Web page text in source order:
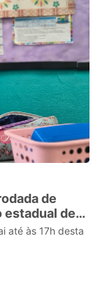
de
estadual de
até às 17h desta